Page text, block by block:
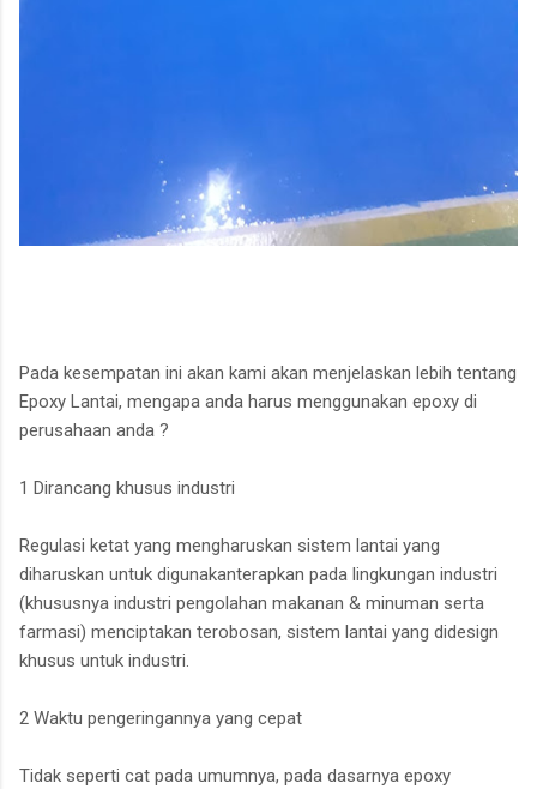
Pada kesempatan ini akan kami akan menjelaskan lebih tentang
Epoxy Lantai, mengapa anda harus menggunakan epoxy di
perusahaan anda ?
1 Dirancang khusus industri
Regulasi ketat yang mengharuskan sistem lantai yang
diharuskan untuk digunakanterapkan pada lingkungan industri
(khususnya industri pengolahan makanan & minuman serta
farmasi) menciptakan terobosan, sistem lantai yang didesign
khusus untuk industri.
2 Waktu pengeringannya yang cepat
Tidak seperti cat pada umumnya, pada dasarnya epoxy